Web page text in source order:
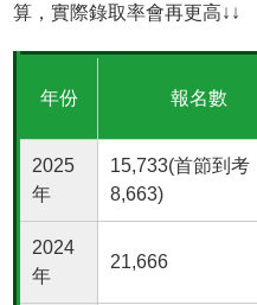
算，實際錄取率會再更高↓↓
年份 報名數
2025
年
15,733(首節到考
8,663)
2024
年
21,666